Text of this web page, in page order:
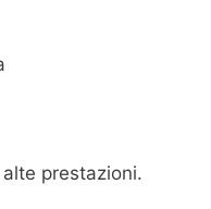
prestazioni.